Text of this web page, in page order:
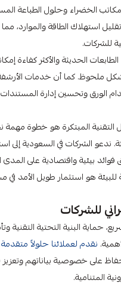
الخضراء وحلول الطباعة
استهلاك الطاقة والموارد،
للشركات.
الحديثة والأكثر كفاءة
ملحوظ. كما أن خدمات الأرشفة
الورق وتحسين إدارة
التقنية المبتكرة هو خطوة
ندعو الشركات في السعودية
فوائد بيئية واقتصادية على المدى
للبيئة هو استثمار طويل الأمد في
للشركات
حماية البنية التحتية التقنية
نقدم لعملائنا حلولاً
على خصوصية بياناتهم
المتنامية.